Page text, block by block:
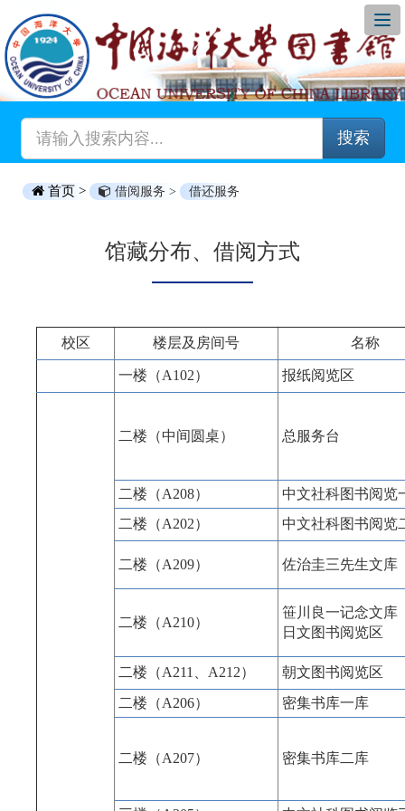
搜索
首页 > 借阅服务 > 借还服务
馆藏分布、借阅方式
校区 楼层及房间号 名称
一楼（A102） 报纸阅览区
二楼（中间圆桌） 总服务台
二楼（A208）
中文社科图书阅览
二楼（A202）
中文社科图书阅览
二楼（A209） 佐治圭三先生文库
二楼（A210）
笹川良一记念
日文图书阅览区
二楼（A211、A212）
朝文图书阅览区
二楼（A206）
密集书库一库
二楼（A207） 密集书库二库